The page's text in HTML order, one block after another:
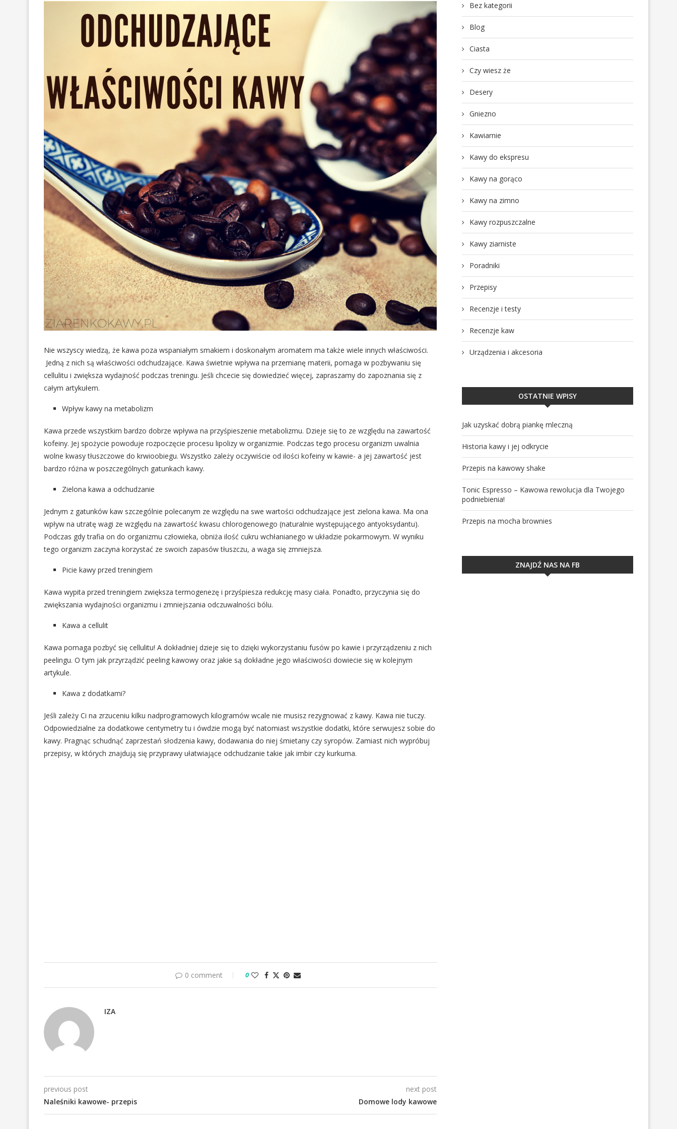
Nie wszyscy wiedzą, że kawa poza wspaniałym smakiem i doskonałym aromatem ma także wiele innych właściwości.
Jedną z nich są właściwości odchudzające. Kawa świetnie wpływa na przemianę materii, pomaga w pozbywaniu się
cellulitu i zwiększa wydajność podczas treningu. Jeśli chcecie się dowiedzieć więcej, zapraszamy do zapoznania się z
całym artykułem.
Wpływ kawy na metabolizm
Kawa przede wszystkim bardzo dobrze wpływa na przyśpieszenie metabolizmu. Dzieje się to ze względu na zawartość
kofeiny. Jej spożycie powoduje rozpoczęcie procesu lipolizy w organizmie. Podczas tego procesu organizm uwalnia
wolne kwasy tłuszczowe do krwioobiegu. Wszystko zależy oczywiście od ilości kofeiny w kawie- a jej zawartość jest
bardzo różna w poszczególnych gatunkach kawy.
Zielona kawa a odchudzanie
Jednym z gatunków kaw szczególnie polecanym ze względu na swe wartości odchudzające jest zielona kawa. Ma ona
wpływ na utratę wagi ze względu na zawartość kwasu chlorogenowego (naturalnie występującego antyoksydantu).
Podczas gdy trafia on do organizmu człowieka, obniża ilość cukru wchłanianego w układzie pokarmowym. W wyniku
tego organizm zaczyna korzystać ze swoich zapasów tłuszczu, a waga się zmniejsza.
Picie kawy przed treningiem
Kawa wypita przed treningiem zwiększa termogenezę i przyśpiesza redukcję masy ciała. Ponadto, przyczynia się do
zwiększania wydajności organizmu i zmniejszania odczuwalności bólu.
Kawa a cellulit
Kawa pomaga pozbyć się cellulitu! A dokładniej dzieje się to dzięki wykorzystaniu fusów po kawie i przyrządzeniu z nich
peelingu. O tym jak przyrządzić peeling kawowy oraz jakie są dokładne jego właściwości dowiecie się w kolejnym
artykule.
Kawa z dodatkami?
Jeśli zależy Ci na zrzuceniu kilku nadprogramowych kilogramów wcale nie musisz rezygnować z kawy. Kawa nie tuczy.
Odpowiedzialne za dodatkowe centymetry tu i ówdzie mogą być natomiast wszystkie dodatki, które serwujesz sobie do
kawy. Pragnąc schudnąć zaprzestań słodzenia kawy, dodawania do niej śmietany czy syropów. Zamiast nich wypróbuj
przepisy, w których znajdują się przyprawy ułatwiające odchudzanie takie jak imbir czy kurkuma.
0 comment 0
IZA
previous post
Naleśniki kawowe- przepis
next post
Domowe lody kawowe
Bez kategorii
Blog
Ciasta
Czy wiesz że
Desery
Gniezno
Kawiarnie
Kawy do ekspresu
Kawy na gorąco
Kawy na zimno
Kawy rozpuszczalne
Kawy ziarniste
Poradniki
Przepisy
Recenzje i testy
Recenzje kaw
Urządzenia i akcesoria
OSTATNIE WPISY
Jak uzyskać dobrą piankę mleczną
Historia kawy i jej odkrycie
Przepis na kawowy shake
Tonic Espresso – Kawowa rewolucja dla Twojego
podniebienia!
Przepis na mocha brownies
ZNAJDŹ NAS NA FB